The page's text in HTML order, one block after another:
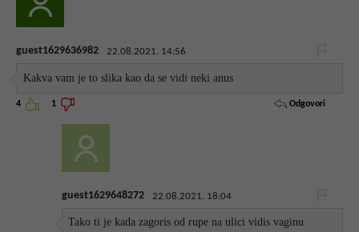
guest1629636982 22.08.2021. 14:56
Kakva vam je to slika kao da se vidi neki anus
4 1 Odgovori
guest1629648272 22.08.2021. 18:04
Tako ti je kada zagoris od rupe na ulici vidis vaginu